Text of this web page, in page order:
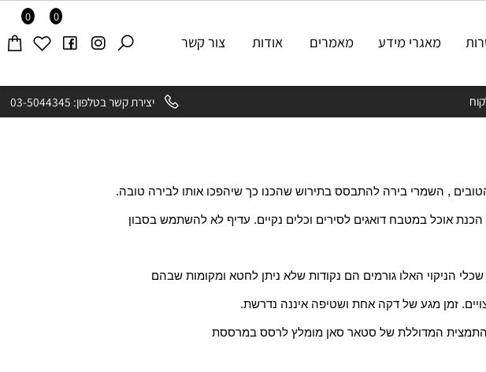
יצירת קשר בטלפון: 03-5044345
0 0
מאגרי מידע מאמרים אודות צור קשר
, השמרי בירה להתבסס בתירוש שהכנו כך שיהפכו אותו לבירה טובה.
אוכל במטבח דואגים לסירים וכלים נקיים. עדיף לא להשתמש בסבון